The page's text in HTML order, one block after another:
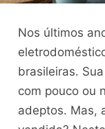
Nos últimos
brasileiras.
com pouco ou
adeptos. Mas,